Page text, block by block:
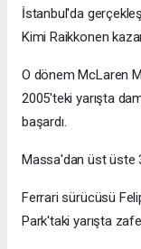
İstanbul'da
Kimi Raikkonen
O dönem McLaren
2005'teki yarışta
başardı.
Massa'dan üst üste
Ferrari sürücüsü
Park'taki yarışta